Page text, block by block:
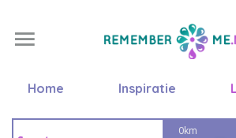
Home Inspiratie
0km